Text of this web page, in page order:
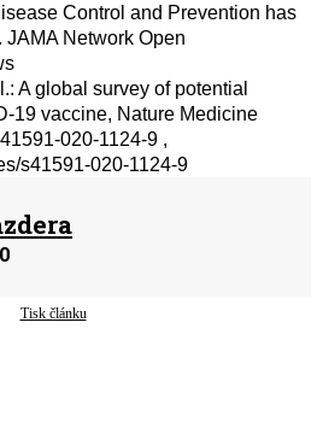
Control and Prevention has
JAMA Network Open
A global survey of potential
19 vaccine, Nature Medicine
020-1124-9 ,
s41591-020-1124-9
Tisk článku